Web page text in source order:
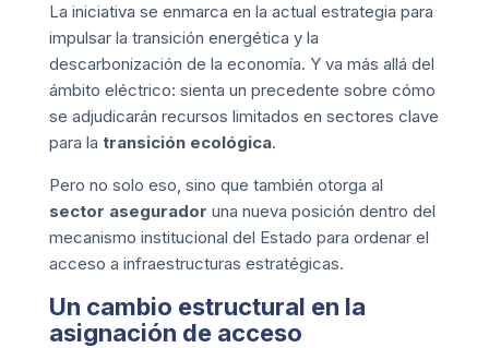
La iniciativa se enmarca en la actual estrategia para
impulsar la transición energética y la
descarbonización de la economía. Y va más allá del
ámbito eléctrico: sienta un precedente sobre cómo
se adjudicarán recursos limitados en sectores clave
para la transición ecológica.
Pero no solo eso, sino que también otorga al
sector asegurador una nueva posición dentro del
mecanismo institucional del Estado para ordenar el
acceso a infraestructuras estratégicas.
Un cambio estructural en la
asignación de acceso